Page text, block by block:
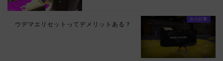
ウデマエリセットってデメリットある？